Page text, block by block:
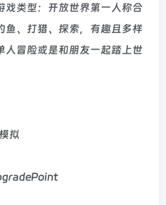
戏类型：开放世界第一人称合
鱼、打猎、探索，有趣且多样
人冒险或是和朋友一起踏上世
拟